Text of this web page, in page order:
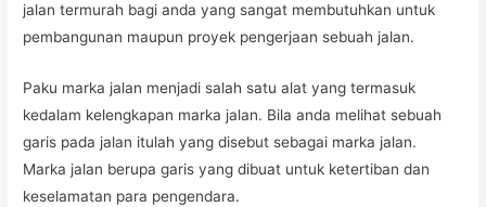
jalan termurah bagi anda yang sangat membutuhkan untuk
pembangunan maupun proyek pengerjaan sebuah jalan.
Paku marka jalan menjadi salah satu alat yang termasuk
kedalam kelengkapan marka jalan. Bila anda melihat sebuah
garis pada jalan itulah yang disebut sebagai marka jalan.
Marka jalan berupa garis yang dibuat untuk ketertiban dan
keselamatan para pengendara.